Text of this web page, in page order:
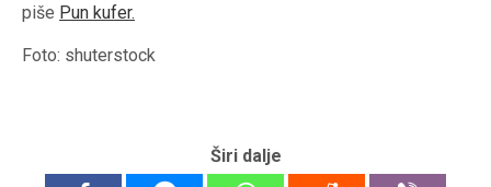
piše Pun kufer.
Foto: shuterstock
Širi dalje